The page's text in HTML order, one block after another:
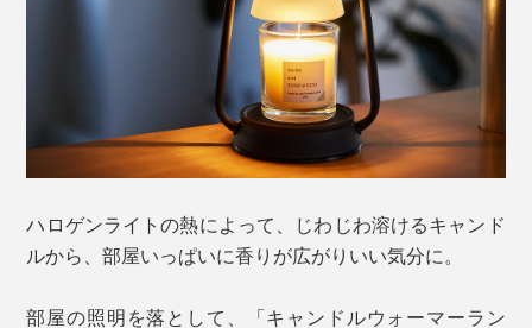
ハロゲンライトの熱によって、じわじわ溶けるキャンド
ルから、部屋いっぱいに香りが広がりいい気分に。
部屋の照明を落として、「キャンドルウォーマーラン